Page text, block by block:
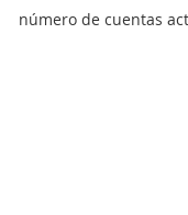
número de cuentas